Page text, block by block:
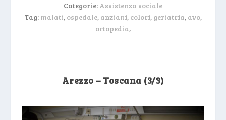
Categorie: Assistenza sociale
Tag: malati, ospedale, anziani, colori, geriatria, avo,
ortopedia,
Arezzo – Toscana (3/3)